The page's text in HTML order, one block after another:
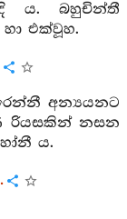
ය. බහුචින්තී
එක්වූහ.
අන්‍යයනට
රියසකින් නසන
ය.